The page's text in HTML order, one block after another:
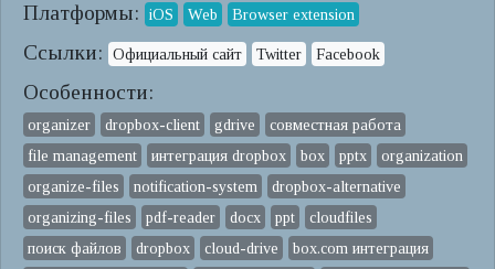
Платформы: iOS Web Browser extension
Ссылки: Официальный сайт Twitter Facebook
Особенности:
organizer dropbox-client gdrive
совместная работа
file management
интеграция dropbox box pptx
organization
organize-files
notification-system
dropbox-alternative
organizing-files
pdf-reader docx ppt
cloudfiles
поиск файлов
dropbox cloud-drive
box.com интеграция